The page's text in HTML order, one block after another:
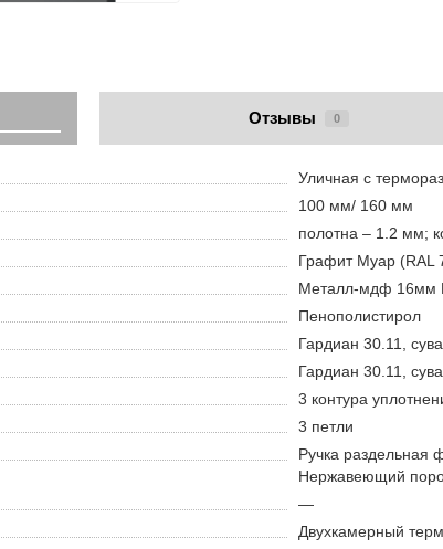
Отзывы 0
Уличная с
100 мм/ 160 мм
полотна – 1.2 мм;
Графит Муар (RAL
Металл-мдф 16мм
Пенополистирол
Гардиан 30.11,
Гардиан 30.11,
3 контура
3 петли
Ручка раздельная
Нержавеющий
—
Двухкамерный